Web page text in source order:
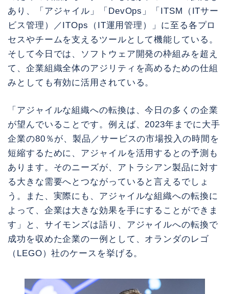
あり、「アジャイル」「DevOps」「ITSM（ITサー
ビス管理）／ITOps（IT運用管理）」に至る各プロ
セスやチームを支えるツールとして機能している。
そして今日では、ソフトウェア開発の枠組みを超え
て、企業組織全体のアジリティを高めるための仕組
みとしても有効に活用されている。
「アジャイルな組織への転換は、今日の多くの企業
が望んでいることです。例えば、2023年までに大手
企業の80％が、製品／サービスの市場投入の時間を
短縮するために、アジャイルを活用するとの予測も
あります。そのニーズが、アトラシアン製品に対す
る大きな需要へとつながっていると言えるでしょ
う。また、実際にも、アジャイルな組織への転換に
よって、企業は大きな効果を手にすることができま
す」と、サイモンズは語り、アジャイルへの転換で
成功を収めた企業の一例として、オランダのレゴ
（LEGO）社のケースを挙げる。